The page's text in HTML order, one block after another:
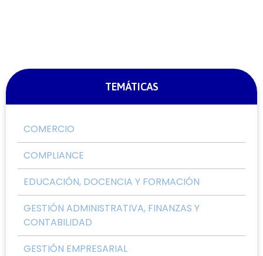
TEMÁTICAS
COMERCIO
COMPLIANCE
EDUCACIÓN, DOCENCIA Y FORMACIÓN
GESTIÓN ADMINISTRATIVA, FINANZAS Y
CONTABILIDAD
GESTIÓN EMPRESARIAL